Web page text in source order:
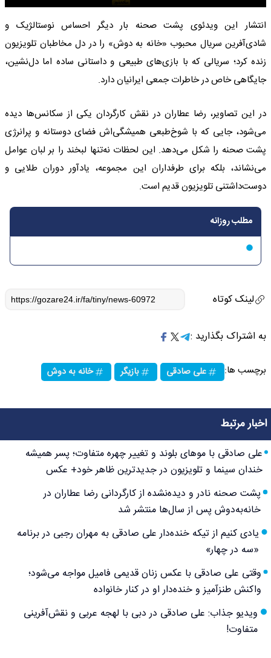
انتشار این ویدئوی پشت صحنه بار دیگر احساس نوستالژیک و
شادی‌آفرین سریال محبوب «خانه به دوش» را در دل مخاطبان تلویزیون
زنده کرد؛ سریالی که با بازی‌های طبیعی و داستانی ساده اما دل‌نشین،
جایگاهی خاص در خاطرات جمعی ایرانیان دارد.
در این تصاویر، رضا عطاران در نقش کارگردان یکی از سکانس‌ها دیده
می‌شود، جایی که با شوخ‌طبعی همیشگی‌اش فضای دوستانه و پرانرژی
پشت صحنه را شکل می‌دهد. این لحظات نه‌تنها لبخند را بر لبان عوامل
می‌نشاند، بلکه برای طرفداران این مجموعه، یادآور دوران طلایی و
دوست‌داشتنی تلویزیون قدیم است.
مطلب روزانه
لینک کوتاه
به اشتراک بگذارید :
برچسب ها: علی صادقی بازیگر خانه به دوش
اخبار مرتبط
علی صادقی با موهای بلوند و تغییر چهره متفاوت؛ پسر همیشه
خندان سینما و تلویزیون در جدیدترین ظاهر خود+ عکس
پشت صحنه نادر و دیده‌نشده از کارگردانی رضا عطاران در
خانه‌به‌دوش پس از سال‌ها منتشر شد
یادی کنیم از تیکه خنده‌دار علی صادقی به مهران رجبی در برنامه
«سه در چهار»
وقتی علی صادقی با عکس زنان قدیمی فامیل مواجه می‌شود؛
واکنش طنزآمیز و خنده‌دار او در کنار خانواده
ویدیو جذاب: علی صادقی در دبی با لهجه عربی و نقش‌آفرینی
متفاوت!